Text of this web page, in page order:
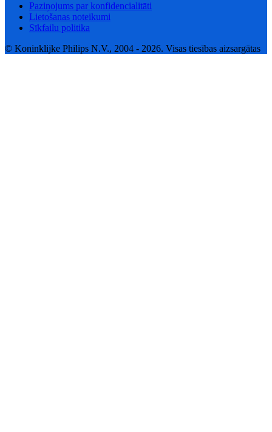
Paziņojums par konfidencialitāti
Lietošanas noteikumi
Sīkfailu politika
© Koninklijke Philips N.V., 2004 - 2026. Visas tiesības aizsargātas